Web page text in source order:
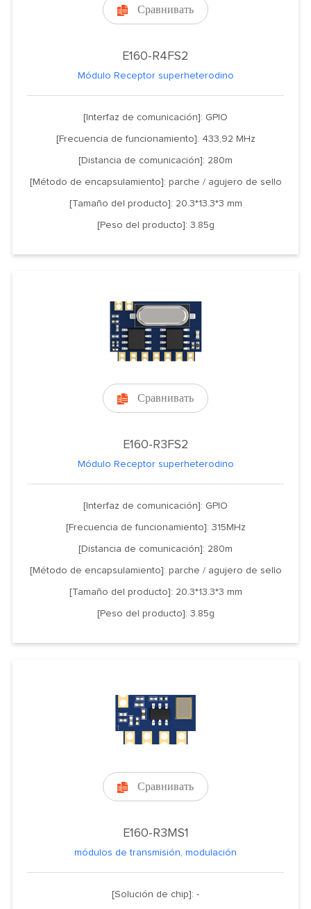
 Сравнивать
E160-R4FS2
Módulo Receptor superheterodino
[Interfaz de comunicación]: GPIO
[Frecuencia de funcionamiento]: 433,92 MHz
[Distancia de comunicación]: 280m
[Método de encapsulamiento]: parche / agujero de sello
[Tamaño del producto]: 20.3*13.3*3 mm
[Peso del producto]: 3.85g
 Сравнивать
E160-R3FS2
Módulo Receptor superheterodino
[Interfaz de comunicación]: GPIO
[Frecuencia de funcionamiento]: 315MHz
[Distancia de comunicación]: 280m
[Método de encapsulamiento]: parche / agujero de sello
[Tamaño del producto]: 20.3*13.3*3 mm
[Peso del producto]: 3.85g
 Сравнивать
E160-R3MS1
módulos de transmisión, modulación
[Solución de chip]: -